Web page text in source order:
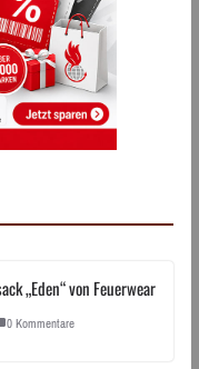
„Eden“ von Feuerwear
0 Kommentare